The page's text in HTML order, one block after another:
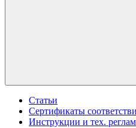
Статьи
Сертификаты
Инструкции и тех.